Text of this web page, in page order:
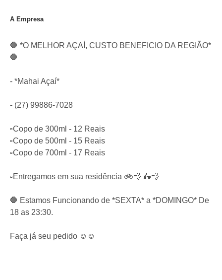
A Empresa
🛑 *O MELHOR AÇAÍ, CUSTO BENEFICIO DA REGIÃO*
🛑
- *Mahai Açaí*
- (27) 99886-7028
▫️Copo de 300ml - 12 Reais
▫️Copo de 500ml - 15 Reais
▫️Copo de 700ml - 17 Reais
▫️Entregamos em sua residência 🚲💨 🛵💨
🛑 Estamos Funcionando de *SEXTA* a *DOMINGO* De
18 as 23:30.
Faça já seu pedido ☺️☺️